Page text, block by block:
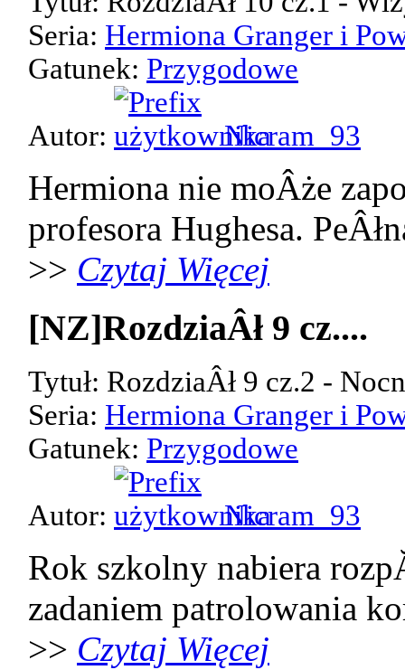
Seria: Hermiona Granger i
Gatunek: Przygodowe
Autor: Nicram_93
Hermiona nie moÂże
profesora Hughesa.
>> Czytaj Więcej
[NZ]RozdziaÂł 9 cz....
Tytuł: RozdziaÂł 9 cz.2 -
Seria: Hermiona Granger i
Gatunek: Przygodowe
Autor: Nicram_93
Rok szkolny nabiera
zadaniem patrolowania
>> Czytaj Więcej